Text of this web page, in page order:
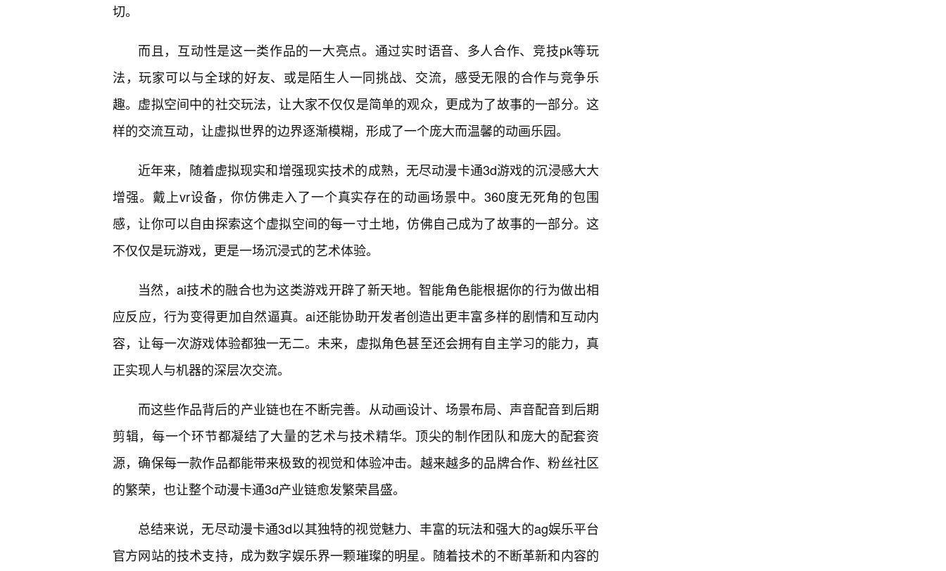
切。
而且，互动性是这一类作品的一大亮点。通过实时语音、多人合作、竞技pk等玩
法，玩家可以与全球的好友、或是陌生人一同挑战、交流，感受无限的合作与竞争乐
趣。虚拟空间中的社交玩法，让大家不仅仅是简单的观众，更成为了故事的一部分。这
样的交流互动，让虚拟世界的边界逐渐模糊，形成了一个庞大而温馨的动画乐园。
近年来，随着虚拟现实和增强现实技术的成熟，无尽动漫卡通3d游戏的沉浸感大大
增强。戴上vr设备，你仿佛走入了一个真实存在的动画场景中。360度无死角的包围
感，让你可以自由探索这个虚拟空间的每一寸土地，仿佛自己成为了故事的一部分。这
不仅仅是玩游戏，更是一场沉浸式的艺术体验。
当然，ai技术的融合也为这类游戏开辟了新天地。智能角色能根据你的行为做出相
应反应，行为变得更加自然逼真。ai还能协助开发者创造出更丰富多样的剧情和互动内
容，让每一次游戏体验都独一无二。未来，虚拟角色甚至还会拥有自主学习的能力，真
正实现人与机器的深层次交流。
而这些作品背后的产业链也在不断完善。从动画设计、场景布局、声音配音到后期
剪辑，每一个环节都凝结了大量的艺术与技术精华。顶尖的制作团队和庞大的配套资
源，确保每一款作品都能带来极致的视觉和体验冲击。越来越多的品牌合作、粉丝社区
的繁荣，也让整个动漫卡通3d产业链愈发繁荣昌盛。
总结来说，无尽动漫卡通3d以其独特的视觉魅力、丰富的玩法和强大的ag娱乐平台
官方网站的技术支持，成为数字娱乐界一颗璀璨的明星。随着技术的不断革新和内容的